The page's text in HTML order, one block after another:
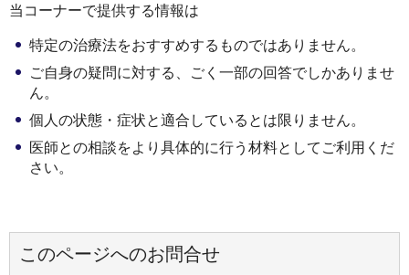
当コーナーで提供する情報は
特定の治療法をおすすめするものではありません。
ご自身の疑問に対する、ごく一部の回答でしかありませ
ん。
個人の状態・症状と適合しているとは限りません。
医師との相談をより具体的に行う材料としてご利用くだ
さい。
このページへのお問合せ